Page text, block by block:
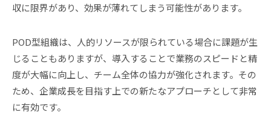
収に限界があり、効果が薄れてしまう可能性があります。
POD型組織は、人的リソースが限られている場合に課題が生
じることもありますが、導入することで業務のスピードと精
度が大幅に向上し、チーム全体の協力が強化されます。その
ため、企業成長を目指す上での新たなアプローチとして非常
に有効です。